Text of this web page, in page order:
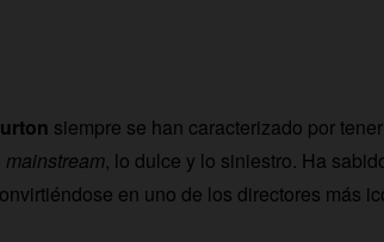
siempre se han caracterizado por
mainstream, lo dulce y lo siniestro. Ha
en uno de los directores más